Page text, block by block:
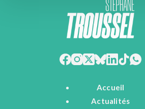
Accueil
Actualités